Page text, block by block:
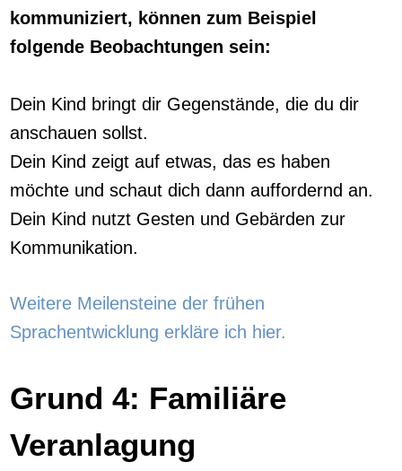
kommuniziert, können zum Beispiel
folgende Beobachtungen sein:
Dein Kind bringt dir Gegenstände, die du dir
anschauen sollst.
Dein Kind zeigt auf etwas, das es haben
möchte und schaut dich dann auffordernd an.
Dein Kind nutzt Gesten und Gebärden zur
Kommunikation.
Weitere Meilensteine der frühen
Sprachentwicklung erkläre ich hier.
Grund 4: Familiäre
Veranlagung